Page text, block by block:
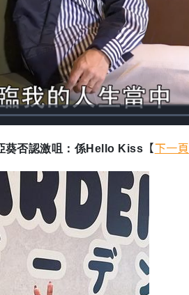
葵否認激咀：係Hello Kiss 【下一頁